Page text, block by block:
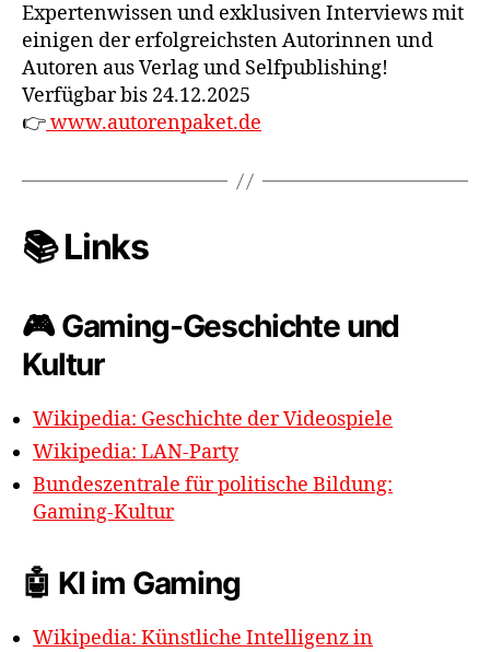
Expertenwissen und exklusiven Interviews mit
einigen der erfolgreichsten Autorinnen und
Autoren aus Verlag und Selfpublishing!
Verfügbar bis 24.12.2025
👉www.autorenpaket.de
📚 Links
🎮 Gaming-Geschichte und
Kultur
Wikipedia: Geschichte der Videospiele
Wikipedia: LAN-Party
Bundeszentrale für politische Bildung:
Gaming-Kultur
🤖 KI im Gaming
Wikipedia: Künstliche Intelligenz in